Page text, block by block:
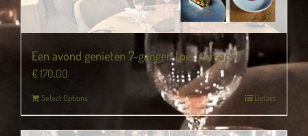
Een avond genieten 7-gangen (per persoon)
€170,00
Select Options Details